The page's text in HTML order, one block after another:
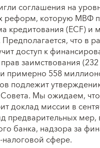
соглашения на
реформ, которую МВФ
кредитования (ECF) и
что в
доступ к
заимствования
примерно 558
подлежит
Мы ожидаем, что
доклад миссии в
предварительных мер,
банка, надзора за
сфере.